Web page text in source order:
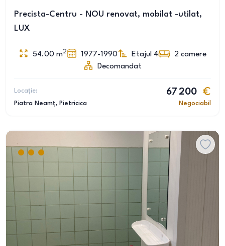
Precista-Centru - NOU renovat, mobilat -utilat,
LUX
54.00 m2 1977-1990 Etajul 4 2 camere
Decomandat
Locație:
Piatra Neamț, Pietricica
67 200
Negociabil